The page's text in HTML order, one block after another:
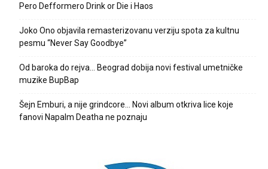
Pero Defformero Drink or Die i Haos
Joko Ono objavila remasterizovanu verziju spota za kultnu
pesmu “Never Say Goodbye”
Od baroka do rejva… Beograd dobija novi festival umetničke
muzike BupBap
Šejn Emburi, a nije grindcore… Novi album otkriva lice koje
fanovi Napalm Deatha ne poznaju